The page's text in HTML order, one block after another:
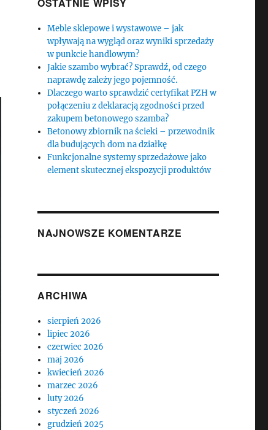
Meble sklepowe i wystawowe – jak
wpływają na wygląd oraz wyniki sprzedaży
w punkcie handlowym?
Jakie szambo wybrać? Sprawdź, od czego
naprawdę zależy jego pojemność.
Dlaczego warto sprawdzić certyfikat PZH w
połączeniu z deklaracją zgodności przed
zakupem betonowego szamba?
Betonowy zbiornik na ścieki – przewodnik
dla budujących dom na działkę
Funkcjonalne systemy sprzedażowe jako
element skutecznej ekspozycji produktów
NAJNOWSZE KOMENTARZE
ARCHIWA
sierpień 2026
lipiec 2026
czerwiec 2026
maj 2026
kwiecień 2026
marzec 2026
luty 2026
styczeń 2026
grudzień 2025